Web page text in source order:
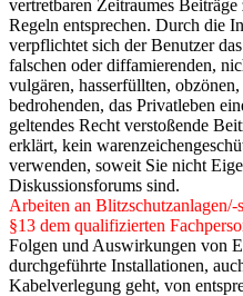
vertretbaren Zeitraumes
Regeln entsprechen. Durch die
verpflichtet sich der Benutzer
falschen oder diffamierenden,
vulgären, hasserfüllten,
bedrohenden, das Privatleben
geltendes Recht verstoßende
erklärt, kein
verwenden, soweit Sie nicht
Diskussionsforums sind.
Arbeiten an
§13 dem qualifizierten
Folgen und Auswirkungen von
durchgeführte Installationen,
Kabelverlegung geht, von